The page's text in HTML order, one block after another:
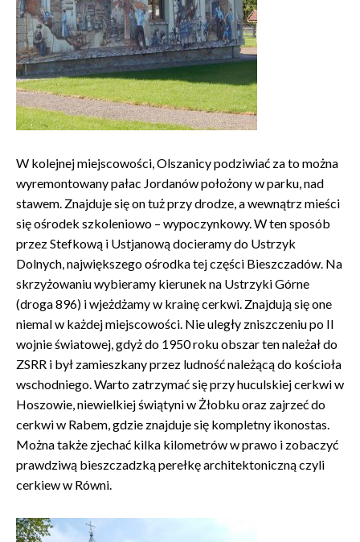
W kolejnej miejscowości, Olszanicy podziwiać za to można
wyremontowany pałac Jordanów położony w parku, nad
stawem. Znajduje się on tuż przy drodze, a wewnątrz mieści
się ośrodek szkoleniowo – wypoczynkowy. W ten sposób
przez Stefkową i Ustjanową docieramy do Ustrzyk
Dolnych, największego ośrodka tej części Bieszczadów. Na
skrzyżowaniu wybieramy kierunek na Ustrzyki Górne
(droga 896) i wjeżdżamy w krainę cerkwi. Znajdują się one
niemal w każdej miejscowości. Nie uległy zniszczeniu po II
wojnie światowej, gdyż do 1950 roku obszar ten należał do
ZSRR i był zamieszkany przez ludność należącą do kościoła
wschodniego. Warto zatrzymać się przy huculskiej cerkwi w
Hoszowie, niewielkiej świątyni w Żłobku oraz zajrzeć do
cerkwi w Rabem, gdzie znajduje się kompletny ikonostas.
Można także zjechać kilka kilometrów w prawo i zobaczyć
prawdziwą bieszczadzką perełkę architektoniczną czyli
cerkiew w Równi.